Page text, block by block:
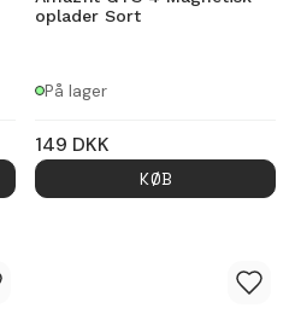
oplader Sort
På lager
149 DKK
KØB